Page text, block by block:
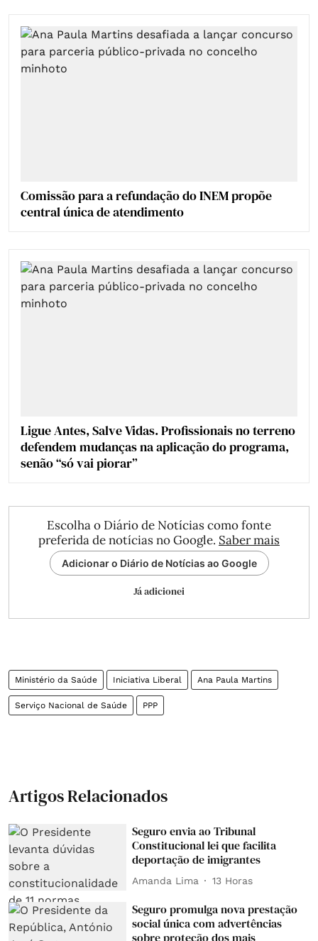
Comissão para a refundação do INEM propõe
central única de atendimento
Ligue Antes, Salve Vidas. Profissionais no terreno
defendem mudanças na aplicação do programa,
senão “só vai piorar”
Escolha o Diário de Notícias como fonte
preferida de notícias no Google. Saber mais
Adicionar o Diário de Notícias ao Google
Já adicionei
Ministério da Saúde Iniciativa Liberal Ana Paula Martins
Serviço Nacional de Saúde PPP
Artigos Relacionados
Seguro envia ao Tribunal
Constitucional lei que facilita
deportação de imigrantes
Amanda Lima 13 Horas
Seguro promulga nova prestação
social única com advertências
sobre proteção dos mais